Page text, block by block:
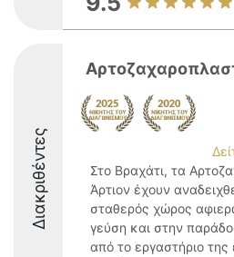
Διακριθέντες
Στο Βραχάτι, τα
Άρτιον έχουν
σταθερός χώρος
γεύση και στην
από το εργαστήριο της